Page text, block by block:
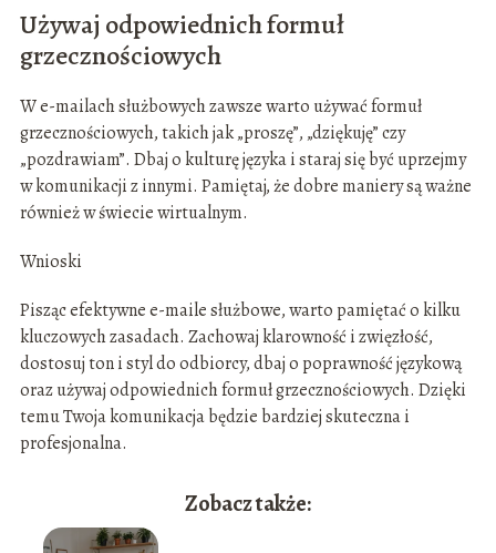
Używaj odpowiednich formuł
grzecznościowych
W e-mailach służbowych zawsze warto używać formuł
grzecznościowych, takich jak „proszę”, „dziękuję” czy
„pozdrawiam”. Dbaj o kulturę języka i staraj się być uprzejmy
w komunikacji z innymi. Pamiętaj, że dobre maniery są ważne
również w świecie wirtualnym.
Wnioski
Pisząc efektywne e-maile służbowe, warto pamiętać o kilku
kluczowych zasadach. Zachowaj klarowność i zwięzłość,
dostosuj ton i styl do odbiorcy, dbaj o poprawność językową
oraz używaj odpowiednich formuł grzecznościowych. Dzięki
temu Twoja komunikacja będzie bardziej skuteczna i
profesjonalna.
Zobacz także: